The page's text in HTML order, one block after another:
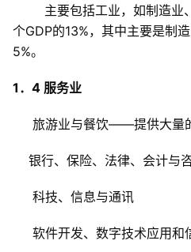
主要包括工业，如制造业
个GDP的13%，其中主要是制
5%。
1 ． 4 服务业
旅游业与餐饮——提供大量
银行、保险、法律、会计与咨
科技、信息与通讯
软件开发、数字技术应用和